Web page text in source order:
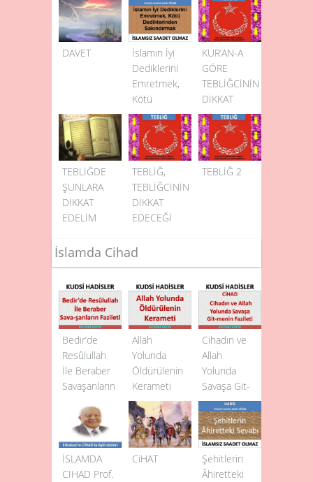
DAVET
İslamın İyi
Dediklerini
Emretmek,
Kötü
Dediklerinden
Sakındırmak
KUR’AN-A
GÖRE
TEBLİĞCİNİN
DİKKAT
EDECEĞİ
HUSUSLAR
TEBLİĞDE
ŞUNLARA
DİKKAT
EDELİM
TEBLİĞ,
TEBLİĞCİNİN
DİKKAT
EDECEĞİ
3
TEBLİĞ 2
İslamda Cihad
Bedir’de
Resûlullah
İle Beraber
Sava­şanların
Allah
Yolunda
Öldürülenin
Kerameti
Cihadın ve
Allah
Yolunda
Savaşa Git­
menin
Fazileti
İSLAMDA
CIHAD Prof.
CiHAT
Şehitlerin
Âhiretteki